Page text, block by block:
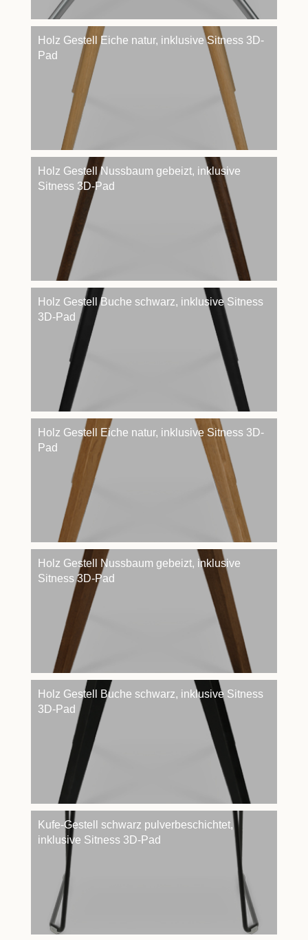
Holz Gestell Eiche natur, inklusive Sitness 3D-
Pad
Holz Gestell Nussbaum gebeizt, inklusive
Sitness 3D-Pad
Holz Gestell Buche schwarz, inklusive Sitness
3D-Pad
Holz Gestell Eiche natur, inklusive Sitness 3D-
Pad
Holz Gestell Nussbaum gebeizt, inklusive
Sitness 3D-Pad
Holz Gestell Buche schwarz, inklusive Sitness
3D-Pad
Kufe-Gestell schwarz pulverbeschichtet,
inklusive Sitness 3D-Pad